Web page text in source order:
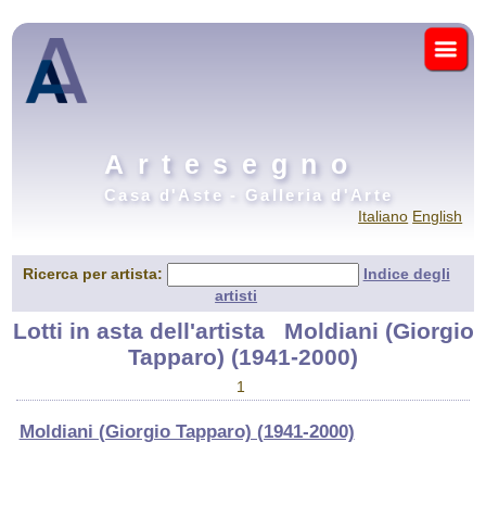
Artesegno
Casa d'Aste - Galleria d'Arte
Italiano English
Ricerca per artista:
Indice degli
artisti
Lotti in asta dell'artista
Moldiani (Giorgio
Tapparo) (1941-2000)
1
Moldiani (Giorgio Tapparo) (1941-2000)